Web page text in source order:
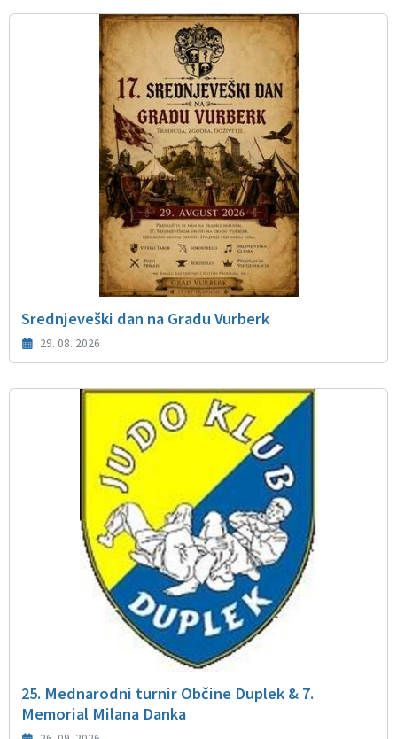
Srednjeveški dan na Gradu Vurberk
29. 08. 2026
25. Mednarodni turnir Občine Duplek & 7.
Memorial Milana Danka